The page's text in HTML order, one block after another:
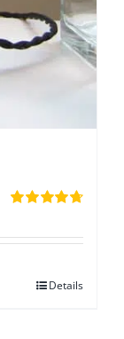
Details